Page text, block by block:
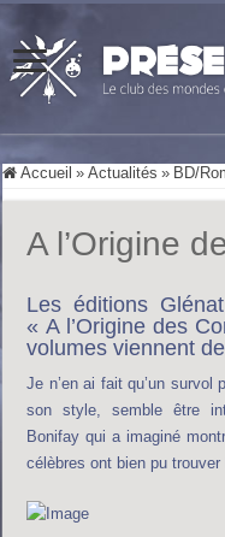
Accueil » Actualités » BD/
A l’Origine
Les éditions
« A l’Origine des
volumes viennent
Je n’en ai fait qu’un
son style, semble être
Bonifay qui a imaginé
célèbres ont bien pu trouver